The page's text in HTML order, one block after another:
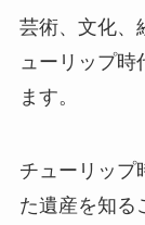
芸術、文化、
ューリップ時
ます。
チューリップ
た遺産を知る